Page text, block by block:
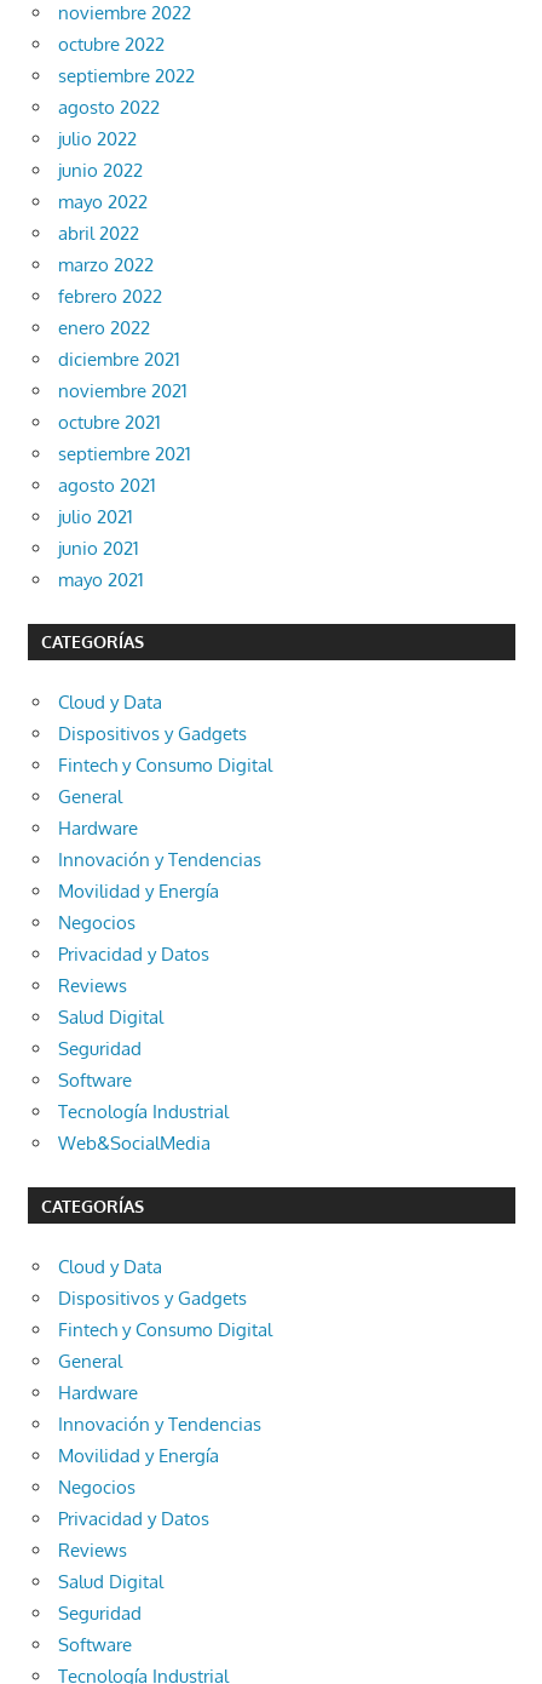
noviembre 2022
octubre 2022
septiembre 2022
agosto 2022
julio 2022
junio 2022
mayo 2022
abril 2022
marzo 2022
febrero 2022
enero 2022
diciembre 2021
noviembre 2021
octubre 2021
septiembre 2021
agosto 2021
julio 2021
junio 2021
mayo 2021
CATEGORÍAS
Cloud y Data
Dispositivos y Gadgets
Fintech y Consumo Digital
General
Hardware
Innovación y Tendencias
Movilidad y Energía
Negocios
Privacidad y Datos
Reviews
Salud Digital
Seguridad
Software
Tecnología Industrial
Web&SocialMedia
CATEGORÍAS
Cloud y Data
Dispositivos y Gadgets
Fintech y Consumo Digital
General
Hardware
Innovación y Tendencias
Movilidad y Energía
Negocios
Privacidad y Datos
Reviews
Salud Digital
Seguridad
Software
Tecnología Industrial